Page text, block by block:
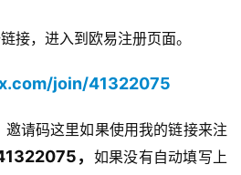
接，进入到欧易注册页面。
join/41322075
请码这里如果使用我的链接来注
， 如果没有自动填写上